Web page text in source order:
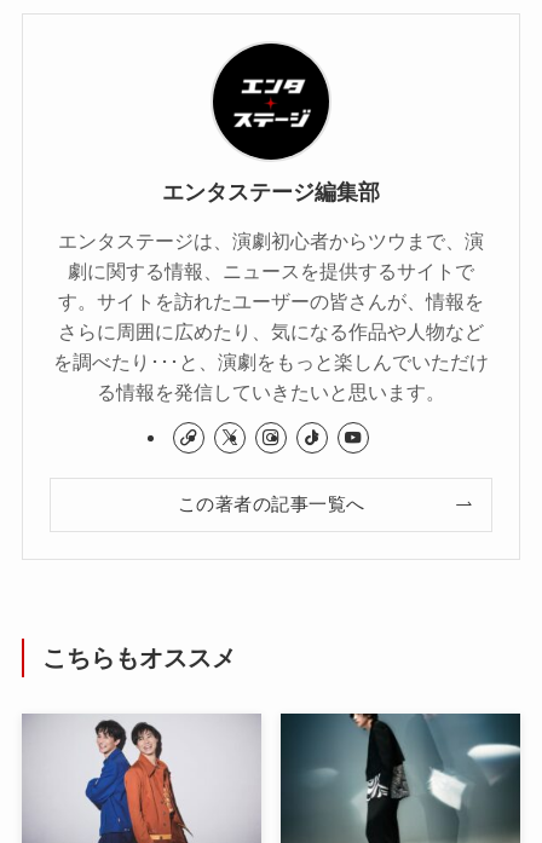
エンタステージ編集部
エンタステージは、演劇初心者からツウまで、演
劇に関する情報、ニュースを提供するサイトで
す。サイトを訪れたユーザーの皆さんが、情報を
さらに周囲に広めたり、気になる作品や人物など
を調べたり･･･と、演劇をもっと楽しんでいただけ
る情報を発信していきたいと思います。
この著者の記事一覧へ
こちらもオススメ